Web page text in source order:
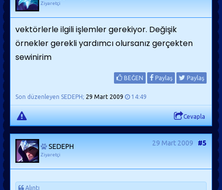
Ziyaretçi
vektörlerle ilgili işlemler gerekiyor. Değişik
örnekler gerekli yardımcı olursanız gerçekten
sewinirim
BEĞEN Paylaş Paylaş
Son düzenleyen SEDEPH; 29 Mart 2009 14:49
Cevapla
SEDEPH
Ziyaretçi
29 Mart 2009 #5
Alıntı